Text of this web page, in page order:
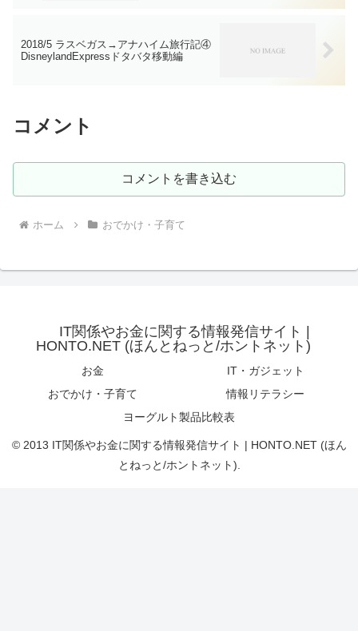
2018/5 ラスベガス→アナハイム旅行記④
DisneylandExpressドタバタ移動編
コメント
コメントを書き込む
ホーム おでかけ・子育て
IT関係やお金に関する情報発信サイト |
HONTO.NET (ほんとねっと/ホントネット)
お金
IT・ガジェット
おでかけ・子育て
情報リテラシー
ヨーグルト製品比較表
© 2013 IT関係やお金に関する情報発信サイト | HONTO.NET (ほん
とねっと/ホントネット).